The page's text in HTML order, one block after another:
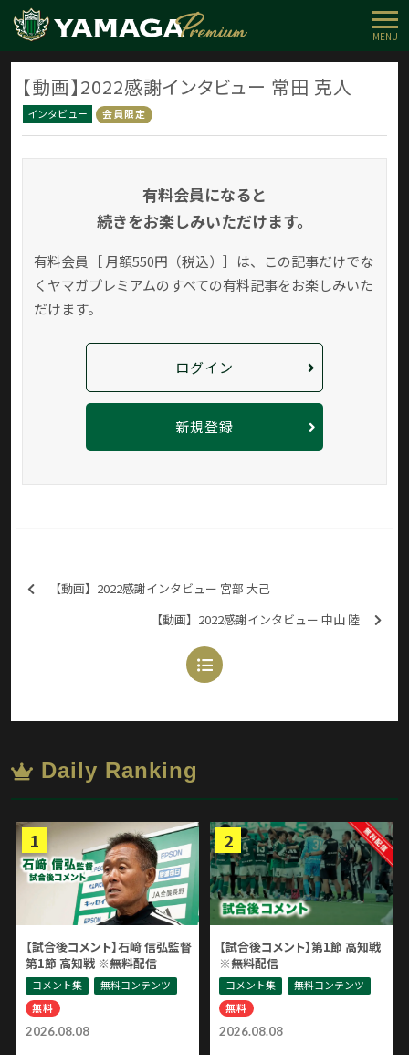
MENU
【動画】2022感謝インタビュー 常田 克人
インタビュー 会員限定
有料会員になると
続きをお楽しみいただけます。
有料会員［ 月額550円（税込）］は、この記事だけでな
く ヤマガプレミアムのすべての有料記事をお楽しみいた
だけます。
ログイン
新規登録
【動画】2022感謝インタビュー 宮部 大己
【動画】2022感謝インタビュー 中山 陸
Daily Ranking
2026.08.08
【試合後コメント】石﨑 信弘監督
第1節 高知戦 ※無料配信
コメント集
無料コンテンツ
無料
2026.08.08
【試合後コメント】第1節 高知戦
※無料配信
コメント集
無料コンテンツ
無料